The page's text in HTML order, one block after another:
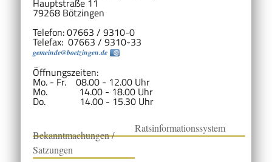
Hauptstraße 11
79268 Bötzingen
Telefon: 07663 / 9310-0
Telefax: 07663 / 9310-33
gemeinde@boetzingen.de
Öffnungszeiten:
Mo. - Fr. 08.00 - 12.00 Uhr
Mo. 14.00 - 18.00 Uhr
Do. 14.00 - 15.30 Uhr
Bekanntmachungen /
Satzungen
Ratsinformationssystem